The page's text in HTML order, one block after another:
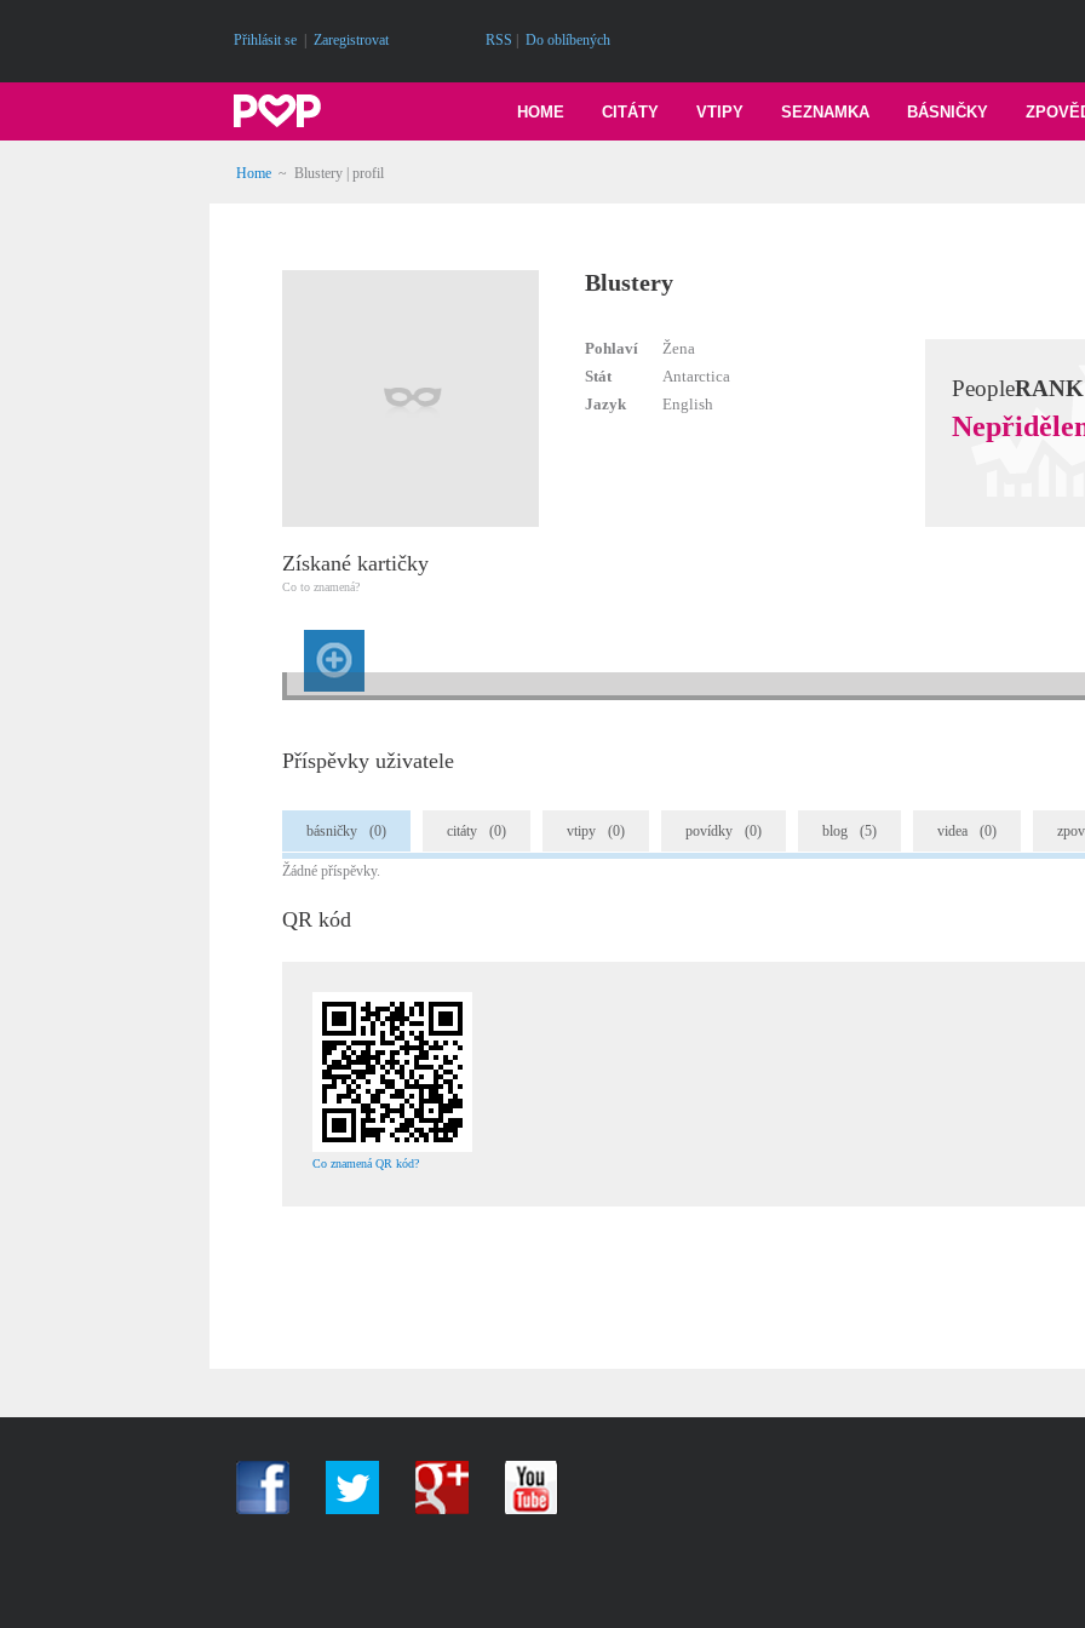
Přihlásit se Zaregistrovat RSS Do oblíbených
BÁSNIČKY
SEZNAMKA
VTIPY
CITÁTY
HOME
Home ~ Blustery | profil
Blustery
Pohlaví
Žena
Stát
Antarctica
Jazyk
English
PeopleRANK
Získané kartičky
Co to znamená?
Příspěvky uživatele
básničky (0) citáty (0) vtipy (0) povídky (0) blog (5) videa (0)
Žádné příspěvky.
QR kód
Co znamená QR kód?